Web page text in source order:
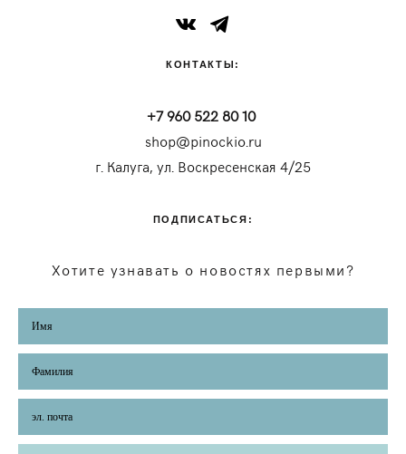
КОНТАКТЫ:
+7 960 522 80 10
shop@pinockio.ru
г. Калуга, ул. Воскресенская 4/25
ПОДПИСАТЬСЯ:
Хотите узнавать о новостях первыми?